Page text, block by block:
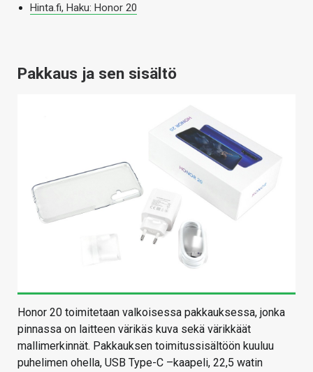
Hinta.fi, Haku: Honor 20
Pakkaus ja sen sisältö
Honor 20 toimitetaan valkoisessa pakkauksessa, jonka
pinnassa on laitteen värikäs kuva sekä värikkäät
mallimerkinnät. Pakkauksen toimitussisältöön kuuluu
puhelimen ohella, USB Type-C –kaapeli, 22,5 watin